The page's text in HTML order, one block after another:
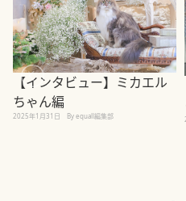
【インタビュー】ミカエル
ちゃん編
2025年1月31日 By equall編集部